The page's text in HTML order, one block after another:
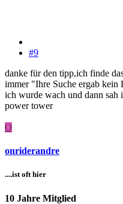
#9
danke für den tipp,ich finde
immer "Ihre Suche ergab kein
ich wurde wach und dann sah
power tower
O
onriderandre
....ist oft hier
10 Jahre Mitglied